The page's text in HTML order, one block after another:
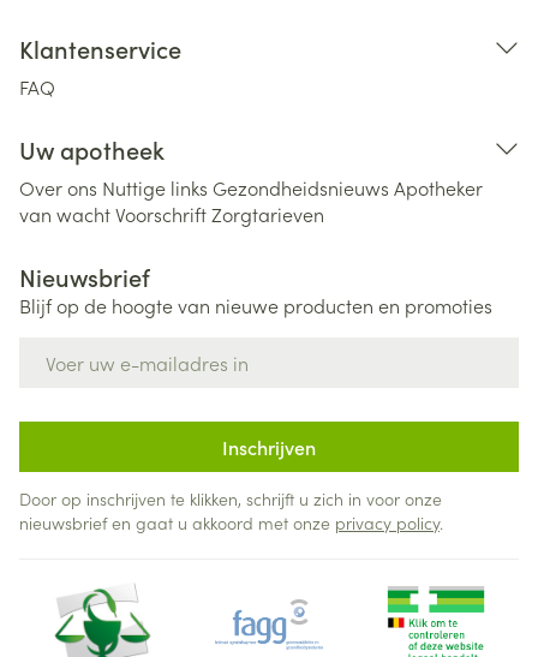
Klantenservice
FAQ
Uw apotheek
Over ons Nuttige links Gezondheidsnieuws Apotheker
van wachtVoorschriftZorgtarieven
Nieuwsbrief
Blijf op de hoogte van nieuwe producten en promoties
Inschrijven
Door op inschrijven te klikken, schrijft u zich in voor onze
nieuwsbrief en gaat u akkoord met onze privacy policy.